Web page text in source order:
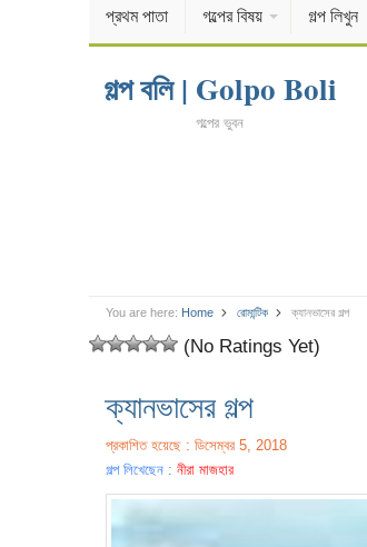
প্রথম পাতা গল্পের বিষয় গল্প লিখুন
গল্প বলি | Golpo Boli
গল্পের ভুবন
You are here: Home রোমান্টিক ক্যানভাসের গল্প
(No Ratings Yet)
ক্যানভাসের গল্প
প্রকাশিত হয়েছে : ডিসেম্বর 5, 2018
গল্প লিখেছেন : নীরা মাজহার